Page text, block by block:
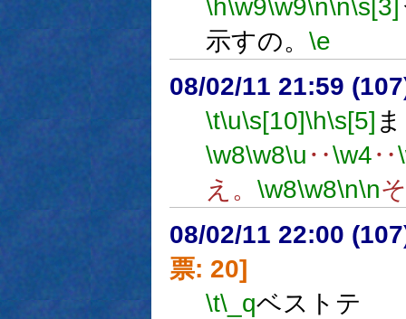
\h\w9\w9\n\n\s[3]
示すの。 \e
08/02/11 21:59
\t\u\s[10]\h\s[5]
\w8\w8\u ‥\w4‥
え。 \w8\w8\n\n
08/02/11 22:00
票: 20]
\t\_qベストテ